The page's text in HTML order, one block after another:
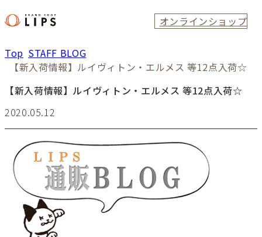
オンラインショップ
Top STAFF BLOG
【新入荷情報】ルイヴィトン・エルメス 等12点入荷☆
【新入荷情報】ルイヴィトン・エルメス 等12点入荷☆
2020.05.12